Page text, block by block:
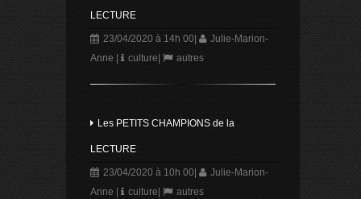
LECTURE
23/04/2020 à 14h 00
Julie-Marion-
Anne
culture autres
Les PETITS CHAMPIONS de la
LECTURE
23/04/2020 à 10h 00|
Julie-Marion-
Anne
culture autres